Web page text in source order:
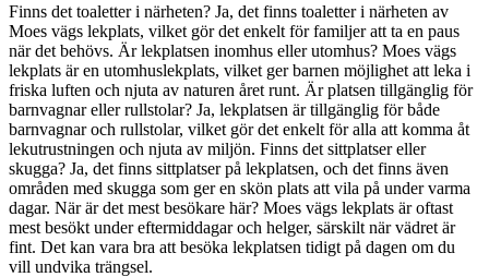
Finns det toaletter i närheten? Ja, det finns toaletter i närheten av
Moes vägs lekplats, vilket gör det enkelt för familjer att ta en paus
när det behövs. Är lekplatsen inomhus eller utomhus? Moes vägs
lekplats är en utomhuslekplats, vilket ger barnen möjlighet att leka i
friska luften och njuta av naturen året runt. Är platsen tillgänglig för
barnvagnar eller rullstolar? Ja, lekplatsen är tillgänglig för både
barnvagnar och rullstolar, vilket gör det enkelt för alla att komma åt
lekutrustningen och njuta av miljön. Finns det sittplatser eller
skugga? Ja, det finns sittplatser på lekplatsen, och det finns även
områden med skugga som ger en skön plats att vila på under varma
dagar. När är det mest besökare här? Moes vägs lekplats är oftast
mest besökt under eftermiddagar och helger, särskilt när vädret är
fint. Det kan vara bra att besöka lekplatsen tidigt på dagen om du
vill undvika trängsel.